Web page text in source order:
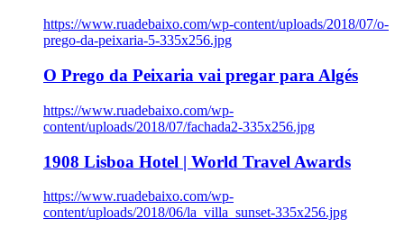
https://www.ruadebaixo.com/wp-content/uploads/2018/07/o-
prego-da-peixaria-5-335x256.jpg
O Prego da Peixaria vai pregar para Algés
https://www.ruadebaixo.com/wp-
content/uploads/2018/07/fachada2-335x256.jpg
1908 Lisboa Hotel | World Travel Awards
https://www.ruadebaixo.com/wp-
content/uploads/2018/06/la_villa_sunset-335x256.jpg